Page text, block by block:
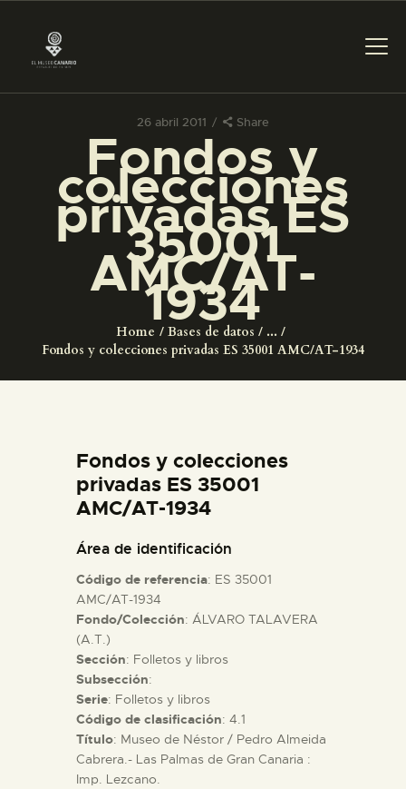
26 abril 2011 Share
Fondos y
colecciones
privadas ES
35001
AMC/AT-
1934
Home Bases de datos
...
Fondos y colecciones privadas ES 35001 AMC/AT-1934
PREPARAR LA VISITA
ACTIVIDADES
EL MUSEO
ESPAÑOL
ACTIVIDADES
█
EL MUSEO
COLECCIONES
Fondos y colecciones
privadas ES 35001
AMC/AT-1934
Área de identificación
Código de referencia: ES 35001
AMC/AT-1934
Fondo/Colección: ÁLVARO TALAVERA
(A.T.)
Sección: Folletos y libros
Subsección:
Serie: Folletos y libros
Código de clasificación: 4.1
Título: Museo de Néstor / Pedro Almeida
Cabrera.- Las Palmas de Gran Canaria :
Imp. Lezcano.